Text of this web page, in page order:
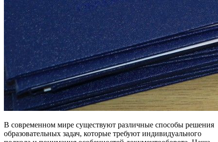
В современном мире существуют различные способы решения
образовательных задач, которые требуют индивидуального